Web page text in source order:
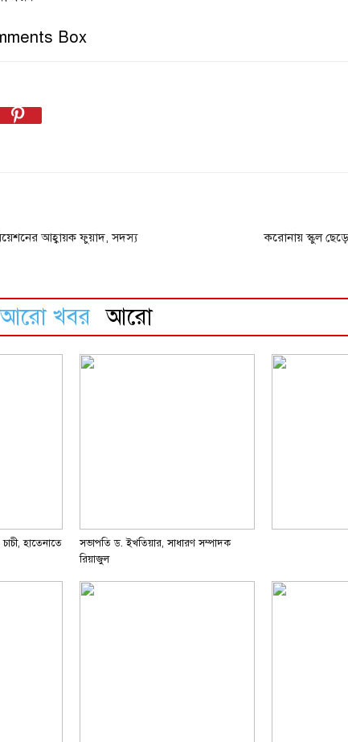
Box
আহ্বায়ক ফুয়াদ, সদস্য
করোনায় স্কুল
আরো খবর আরো
হাতেনাতে
সভাপতি ড. ইখতিয়ার, সাধারণ সম্পাদক
রিয়াজুল